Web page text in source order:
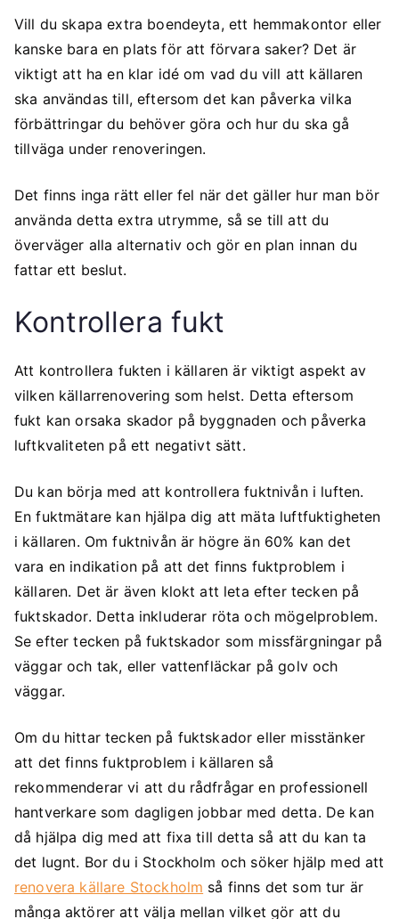
Vill du skapa extra boendeyta, ett hemmakontor eller
kanske bara en plats för att förvara saker? Det är
viktigt att ha en klar idé om vad du vill att källaren
ska användas till, eftersom det kan påverka vilka
förbättringar du behöver göra och hur du ska gå
tillväga under renoveringen.
Det finns inga rätt eller fel när det gäller hur man bör
använda detta extra utrymme, så se till att du
överväger alla alternativ och gör en plan innan du
fattar ett beslut.
Kontrollera fukt
Att kontrollera fukten i källaren är viktigt aspekt av
vilken källarrenovering som helst. Detta eftersom
fukt kan orsaka skador på byggnaden och påverka
luftkvaliteten på ett negativt sätt.
Du kan börja med att kontrollera fuktnivån i luften.
En fuktmätare kan hjälpa dig att mäta luftfuktigheten
i källaren. Om fuktnivån är högre än 60% kan det
vara en indikation på att det finns fuktproblem i
källaren. Det är även klokt att leta efter tecken på
fuktskador. Detta inkluderar röta och mögelproblem.
Se efter tecken på fuktskador som missfärgningar på
väggar och tak, eller vattenfläckar på golv och
väggar.
Om du hittar tecken på fuktskador eller misstänker
att det finns fuktproblem i källaren så
rekommenderar vi att du rådfrågar en professionell
hantverkare som dagligen jobbar med detta. De kan
då hjälpa dig med att fixa till detta så att du kan ta
det lugnt. Bor du i Stockholm och söker hjälp med att
renovera källare Stockholm så finns det som tur är
många aktörer att välja mellan vilket gör att du